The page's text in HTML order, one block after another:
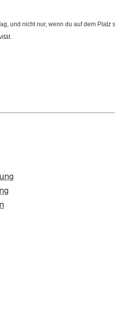
und nicht nur, wenn du auf dem